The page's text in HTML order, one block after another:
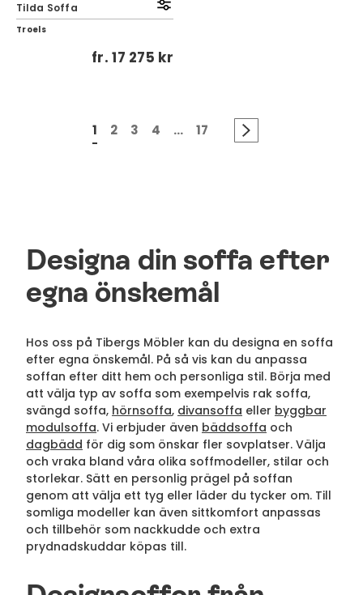
Tilda Soffa
Troels
fr.17 275 kr
1 2 3 4 ... 17
Designa din soffa efter
egna önskemål
Hos oss på Tibergs Möbler kan du designa en soffa
efter egna önskemål. På så vis kan du anpassa
soffan efter ditt hem och personliga stil. Börja med
att välja typ av soffa som exempelvis rak soffa,
svängd soffa, hörnsoffa, divansoffa eller byggbar
modulsoffa. Vi erbjuder även bäddsoffa och
dagbädd för dig som önskar fler sovplatser. Välja
och vraka bland våra olika soffmodeller, stilar och
storlekar. Sätt en personlig prägel på soffan
genom att välja ett tyg eller läder du tycker om. Till
somliga modeller kan även sittkomfort anpassas
och tillbehör som nackkudde och extra
prydnadskuddar köpas till.